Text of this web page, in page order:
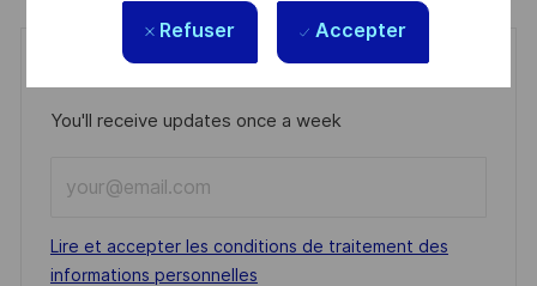
Refuser Accepter
Get notified for similar jobs
You'll receive updates once a week
Email
address
(Required)
Required
Lire et accepter les conditions de traitement des
informations personnelles